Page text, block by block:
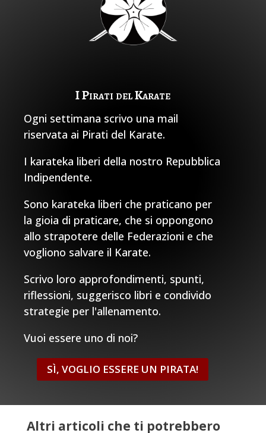
I Pirati del Karate
Ogni settimana scrivo una mail
riservata ai Pirati del Karate.
I karateka liberi della nostro Repubblica
Indipendente.
Sono karateka liberi che praticano per
la gioia di praticare, che si oppongono
allo strapotere delle Federazioni e che
vogliono salvare il Karate.
Scrivo loro approfondimenti, spunti,
riflessioni, suggerisco libri e condivido
strategie per l'allenamento.
Vuoi essere uno di noi?
SÌ, VOGLIO ESSERE UN PIRATA!
Altri articoli che ti potrebbero